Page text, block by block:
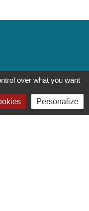
over what you want
Personalize